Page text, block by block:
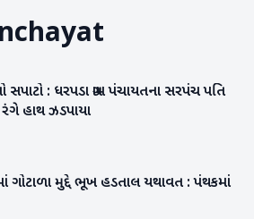
: ધરપડા ગ્રામ પંચાયતના સરપંચ પતિ
હાથ ઝડપાયા
ગોટાળા મુદ્દે ભૂખ હડતાલ યથાવત : પંથકમાં